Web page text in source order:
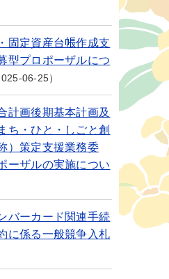
固定資産台帳作成支
型プロポーザルにつ
06-25
計画後期基本計画及
ち・ひと・しごと創
）策定支援業務委
ザルの実施につい
バーカード関連手続
に係る一般競争入札